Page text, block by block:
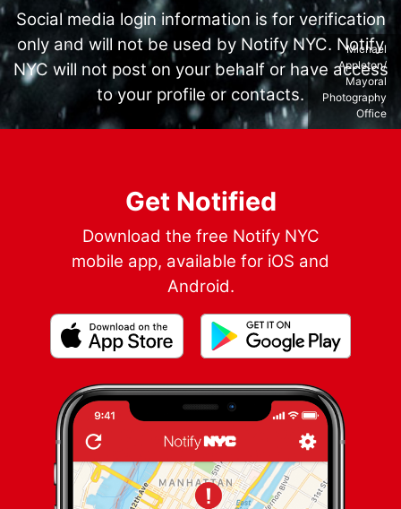
Michael
Appleton/
Mayoral
Photography
Office
Social media login information is for verification
only and will not be used by Notify NYC. Notify
NYC will not post on your behalf or have access
to your profile or contacts.
Get Notified
Download the free Notify NYC
mobile app, available for iOS and
Android.